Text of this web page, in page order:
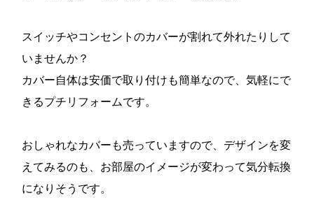
スイッチやコンセントのカバーが割れて外れたりして
いませんか？
カバー自体は安価で取り付けも簡単なので、気軽にで
きるプチリフォームです。
おしゃれなカバーも売っていますので、デザインを変
えてみるのも、お部屋のイメージが変わって気分転換
になりそうです。